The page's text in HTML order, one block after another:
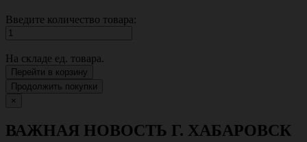
Введите количество товара:
На складе ед. товара.
Перейти в корзину
Продолжить покупки
×
ВАЖНАЯ НОВОСТЬ Г. ХАБАРОВСК